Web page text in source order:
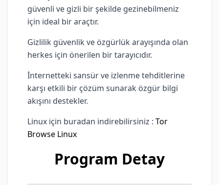
güvenli ve gizli bir şekilde gezinebilmeniz
için ideal bir araçtır.
Gizlilik güvenlik ve özgürlük arayışında olan
herkes için önerilen bir tarayıcıdır.
İnternetteki sansür ve izlenme tehditlerine
karşı etkili bir çözüm sunarak özgür bilgi
akışını destekler.
Linux için buradan indirebilirsiniz : Tor
Browse Linux
Program Detay